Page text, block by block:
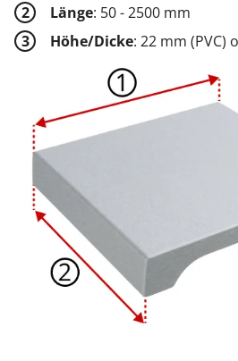
Länge: 50 - 2500 mm
Höhe/Dicke: 22 mm (PVC)